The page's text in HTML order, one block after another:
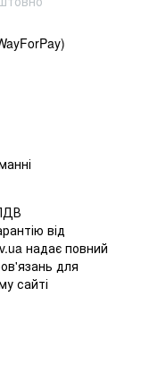
від
надає повний
для
сайті